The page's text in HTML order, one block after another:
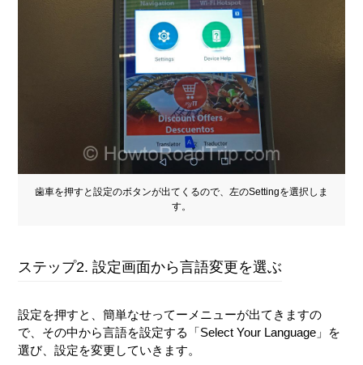
歯車を押すと設定のボタンが出てくるので、左のSettingを選択しま
す。
ステップ2. 設定画面から言語変更を選ぶ
設定を押すと、簡単なせってーメニューが出てきますの
で、その中から言語を設定する「Select Your Language」を
選び、設定を変更していきます。